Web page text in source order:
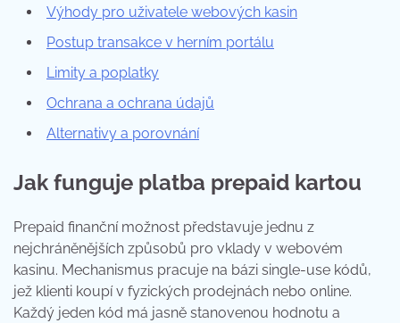
Výhody pro uživatele webových kasin
Postup transakce v herním portálu
Limity a poplatky
Ochrana a ochrana údajů
Alternativy a porovnání
Jak funguje platba prepaid kartou
Prepaid finanční možnost představuje jednu z
nejchráněnějších způsobů pro vklady v webovém
kasinu. Mechanismus pracuje na bázi single-use kódů,
jež klienti koupí v fyzických prodejnách nebo online.
Každý jeden kód má jasně stanovenou hodnotu a